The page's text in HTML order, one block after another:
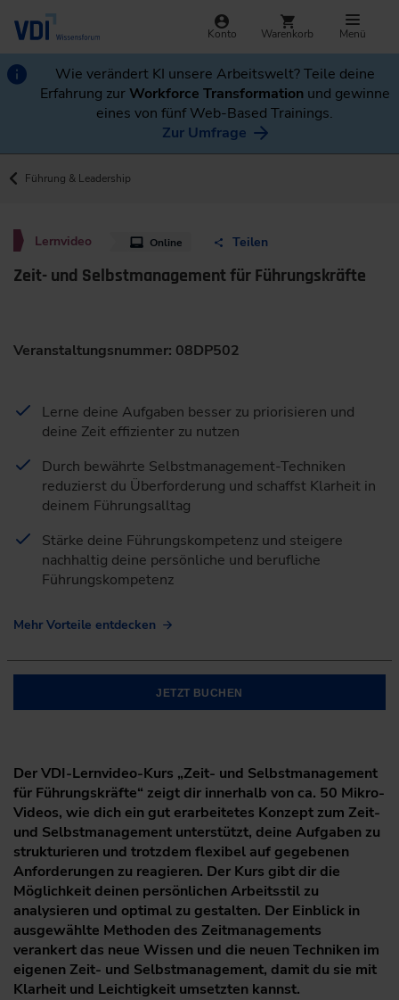
Konto Warenkorb Menü
Wie verändert KI unsere Arbeitswelt? Teile deine
Erfahrung zurWorkforce Transformation und gewinne
eines von fünf Web-Based Trainings.
Zur Umfrage
Führung & Leadership
Lernvideo Online Teilen
Zeit- und Selbstmanagement für Führungskräfte
Veranstaltungsnummer: 08DP502
Lerne deine Aufgaben besser zu priorisieren und
deine Zeit effizienter zu nutzen
Durch bewährte Selbstmanagement-Techniken
reduzierst du Überforderung und schaffst Klarheit in
deinem Führungsalltag
Stärke deine Führungskompetenz und steigere
nachhaltig deine persönliche und berufliche
Führungskompetenz
Mehr Vorteile entdecken
JETZT BUCHEN
Der VDI-Lernvideo-Kurs „Zeit- und Selbstmanagement
für Führungskräfte“ zeigt dir innerhalb von ca. 50 Mikro-
Videos, wie dich ein gut erarbeitetes Konzept zum Zeit-
und Selbstmanagement unterstützt, deine Aufgaben zu
strukturieren und trotzdem flexibel auf gegebenen
Anforderungen zu reagieren. Der Kurs gibt dir die
Möglichkeit deinen persönlichen Arbeitsstil zu
analysieren und optimal zu gestalten. Der Einblick in
ausgewählte Methoden des Zeitmanagements
verankert das neue Wissen und die neuen Techniken im
eigenen Zeit- und Selbstmanagement, damit du sie mit
Klarheit und Leichtigkeit umsetzten kannst.